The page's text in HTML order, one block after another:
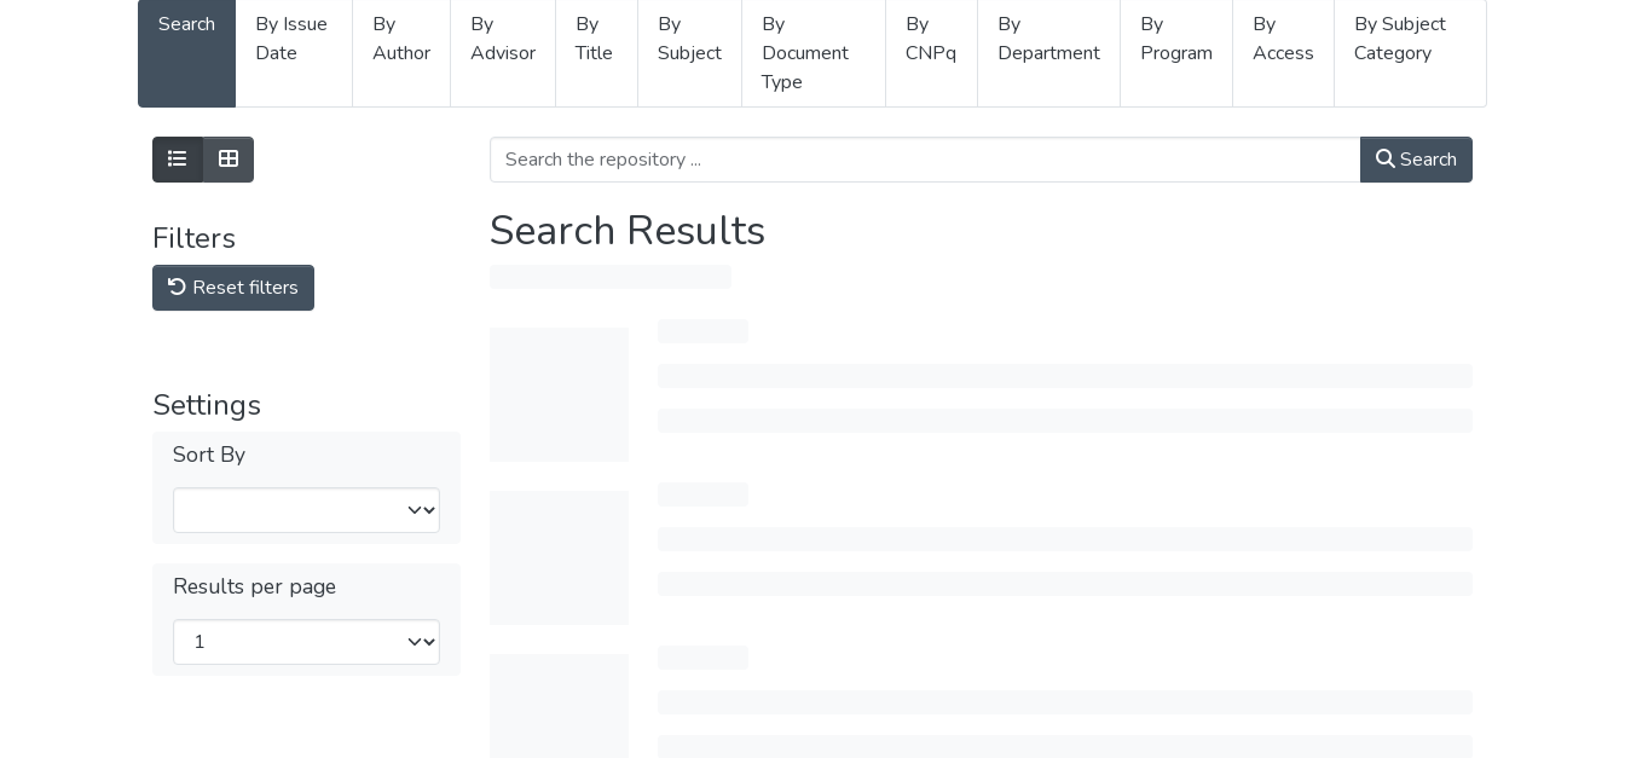
Search
By Issue
Date
By
Author
By
Advisor
By
Title
By
Subject
By
Document
Type
By
CNPq
By
Department
By
Program
By
Access
By Subject
Category
Filters
Reset filters
Settings
Sort By
Results per page
Search
Search Results